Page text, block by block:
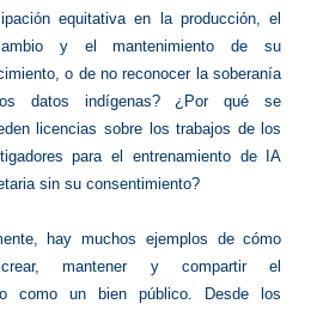
equitativa en la producción, el
y el mantenimiento de su
o de no reconocer la soberanía
datos indígenas? ¿Por qué se
licencias sobre los trabajos de los
para el entrenamiento de IA
sin su consentimiento?
hay muchos ejemplos de cómo
crear, mantener y compartir el
como un bien público. Desde los